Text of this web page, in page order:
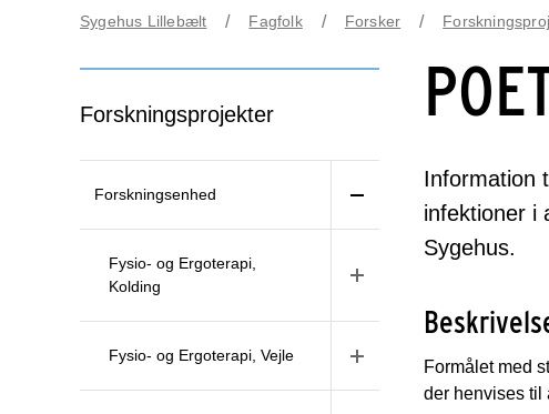
Sygehus Lillebælt Fagfolk Forsker
Forskningsprojekter
Forskningsenhed
Fysio- og Ergoterapi,
Kolding
Fysio- og Ergoterapi, Vejle
Information
infektioner i
Sygehus.
Formålet med
der henvises til